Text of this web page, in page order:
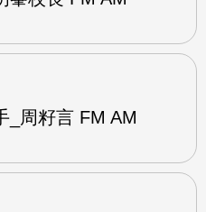
_周籽言 FM AM